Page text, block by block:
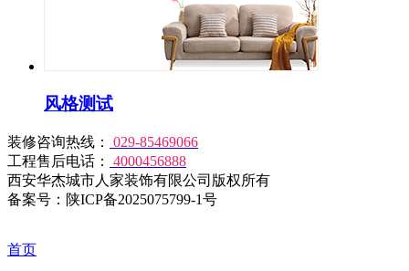
风格测试
装修咨询热线：
029-85469066
工程售后电话：
4000456888
西安华杰城市人家装饰有限公司版权所有
备案号：陕ICP备2025075799-1号
首页